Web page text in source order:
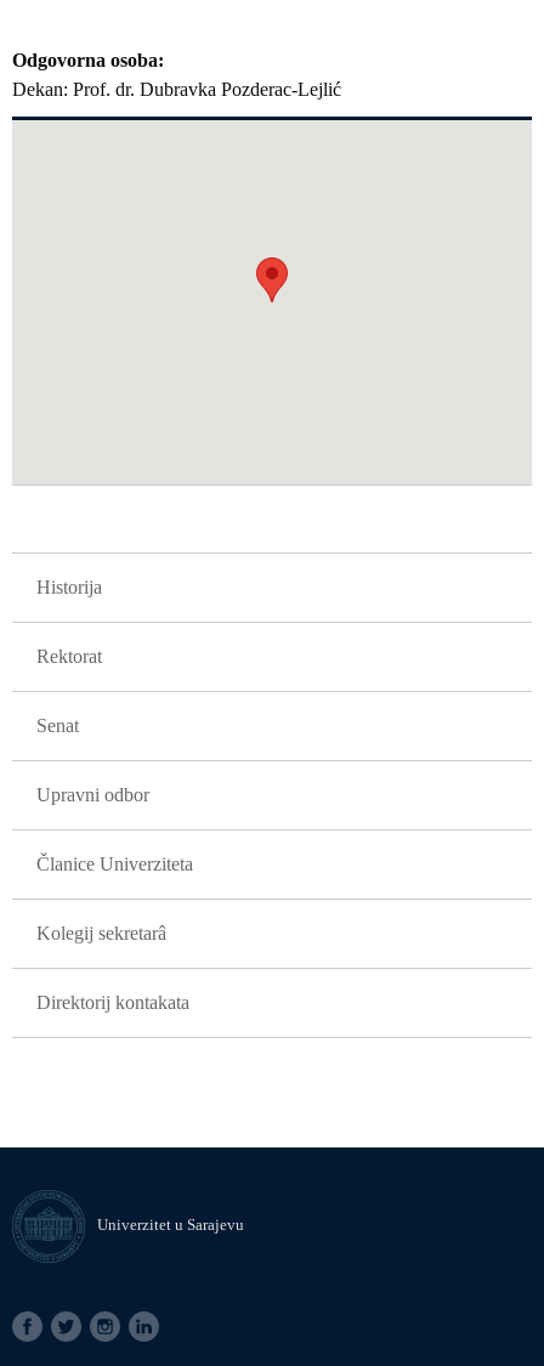
Odgovorna osoba
Dekan: Prof. dr. Dubravka Pozderac-Lejlić
Historija
Rektorat
Senat
Upravni odbor
Članice Univerziteta
Kolegij sekretarâ
Direktorij kontakata
Univerzitet u Sarajevu
SOCIAL
LINKS